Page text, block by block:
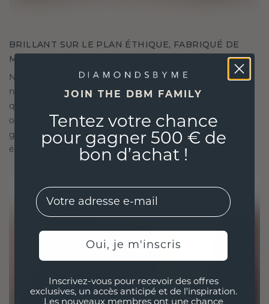
BRILLANT SUR LE PLAN ÉTHIQUE, FABRIQUÉ DE
MAIN DE MAÎTRE
Nous ne choisissons que les matériaux les plus
nobles et respectueux de l'environnement, ainsi
que des diamants synthétiques. Nos experts en
orfèvrerie allient durabilité et savoir-faire inégalé,
garantissant ainsi que vos bijoux sont aussi
éthiques qu'exquis.
JOIN THE DBM FAMILY
Tentez votre chance
pour gagner 500 € de
bon d’achat !
EMail
Oui, je m'inscris
Inscrivez-vous pour recevoir des offres
exclusives, un accès anticipé et de l'inspiration.